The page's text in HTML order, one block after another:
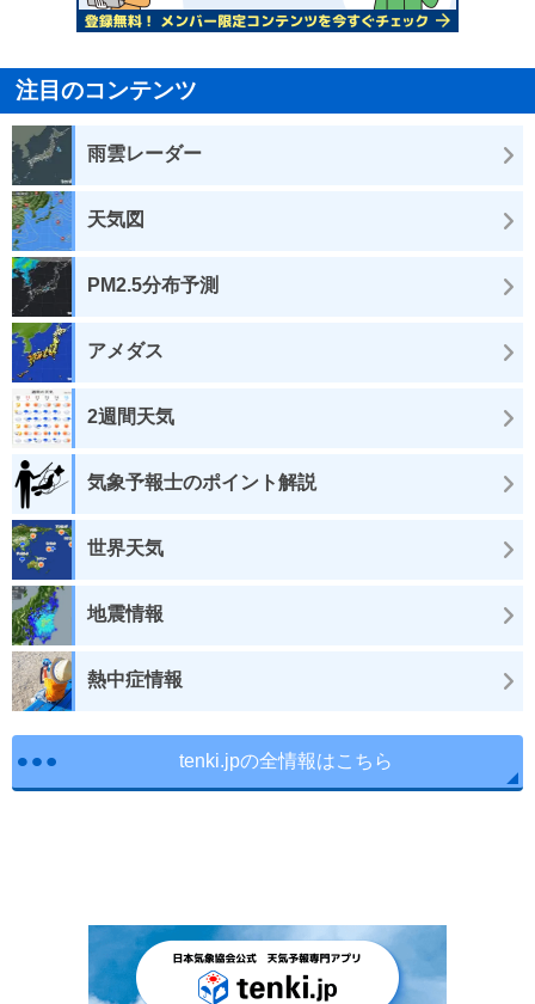
注目のコンテンツ
雨雲レーダー
天気図
PM2.5分布予測
アメダス
2週間天気
気象予報士のポイント解説
世界天気
地震情報
熱中症情報
tenki.jpの全情報はこちら